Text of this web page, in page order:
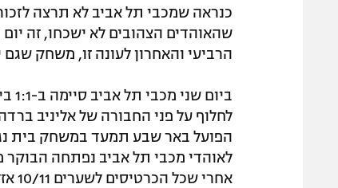
הרביעי והאחרון לעונה זו, משחק
לחלוף על פני החבורה של אליניב
הפועל באר שבע תמעד במשחק בית
אחרי שכל הכרטיסים לשערים 10/11 אזלו. מדובר במחיר שעורר את זעמם של האוהדים הצהובים.